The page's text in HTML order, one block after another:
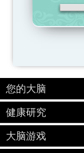
您的大脑
健康研究
大脑游戏